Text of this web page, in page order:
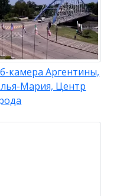
камера Аргентины,
Мария, Центр